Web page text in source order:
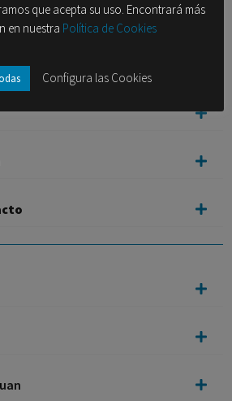
que acepta su uso. Encontrará más
en nuestra Política de Cookies
Configura las Cookies